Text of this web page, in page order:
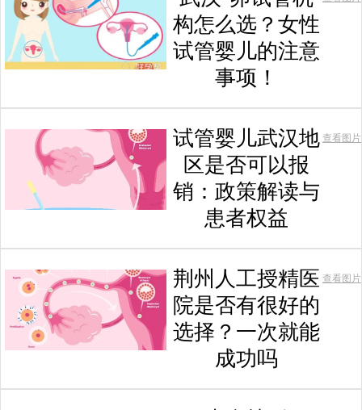
构怎么选？女性
试管婴儿的注意
事项！
试管婴儿武汉地
区是否可以报
销：政策解读与
患者权益
查看图片
荆州人工授精医
院是否有很好的
选择？一次就能
成功吗
查看图片